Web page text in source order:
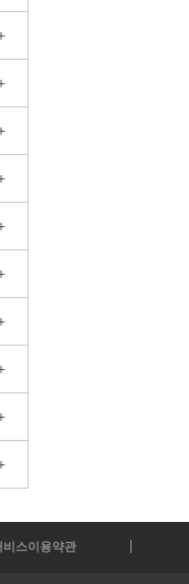
비스이용약관